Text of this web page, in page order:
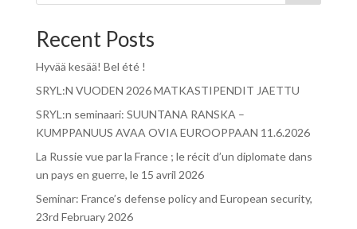
Recent Posts
Hyvää kesää! Bel été !
SRYL:N VUODEN 2026 MATKASTIPENDIT JAETTU
SRYL:n seminaari: SUUNTANA RANSKA –
KUMPPANUUS AVAA OVIA EUROOPPAAN 11.6.2026
La Russie vue par la France ; le récit d’un diplomate dans
un pays en guerre, le 15 avril 2026
Seminar: France’s defense policy and European security,
23rd February 2026